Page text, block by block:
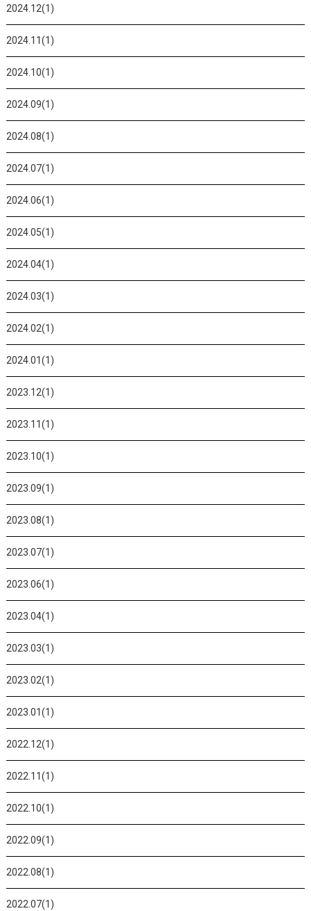
2024.12(1)
2024.11(1)
2024.10(1)
2024.09(1)
2024.08(1)
2024.07(1)
2024.06(1)
2024.05(1)
2024.04(1)
2024.03(1)
2024.02(1)
2024.01(1)
2023.12(1)
2023.11(1)
2023.10(1)
2023.09(1)
2023.08(1)
2023.07(1)
2023.06(1)
2023.04(1)
2023.03(1)
2023.02(1)
2023.01(1)
2022.12(1)
2022.11(1)
2022.10(1)
2022.09(1)
2022.08(1)
2022.07(1)